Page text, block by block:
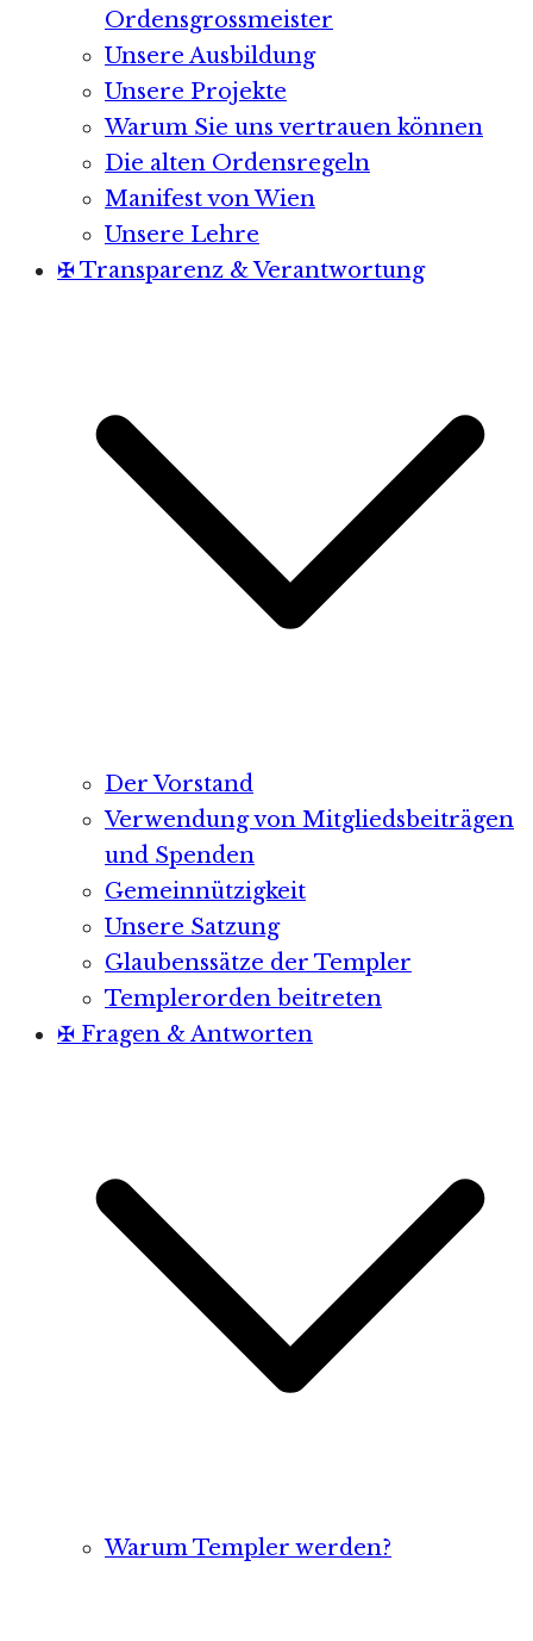
Ordensgrossmeister
Unsere Ausbildung
Unsere Projekte
Warum Sie uns vertrauen können
Die alten Ordensregeln
Manifest von Wien
Unsere Lehre
✠ Transparenz & Verantwortung
Der Vorstand
Verwendung von Mitgliedsbeiträgen
und Spenden
Gemeinnützigkeit
Unsere Satzung
Glaubenssätze der Templer
Templerorden beitreten
✠ Fragen & Antworten
Warum Templer werden?